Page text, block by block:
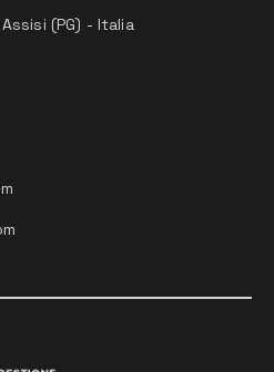
(PG) - Italia